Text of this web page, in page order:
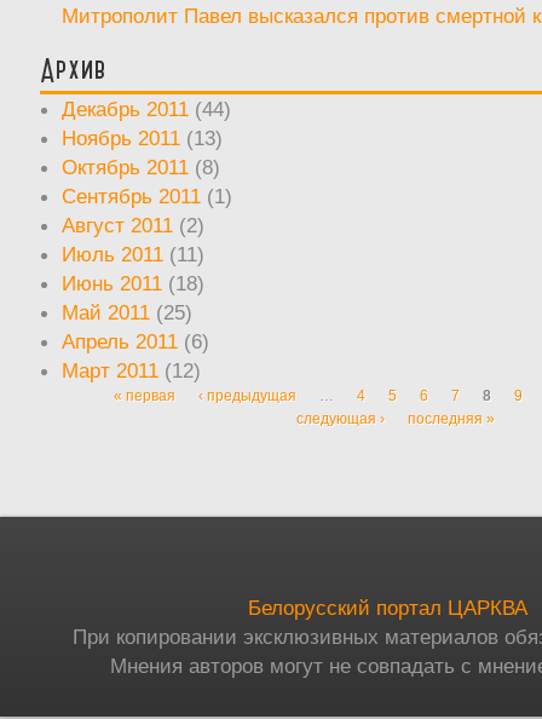
Митрополит Павел высказался против смертной
Архив
Декабрь 2011 (44)
Ноябрь 2011 (13)
Октябрь 2011 (8)
Сентябрь 2011 (1)
Август 2011 (2)
Июль 2011 (11)
Июнь 2011 (18)
Май 2011 (25)
Апрель 2011 (6)
Март 2011 (12)
Страницы
« первая ‹ предыдущая … 4 5 6 7 8
9
следующая ›
последняя »
Белорусский портал ЦАРКВА
При копировании эксклюзивных материалов
Мнения авторов могут не совпадать с